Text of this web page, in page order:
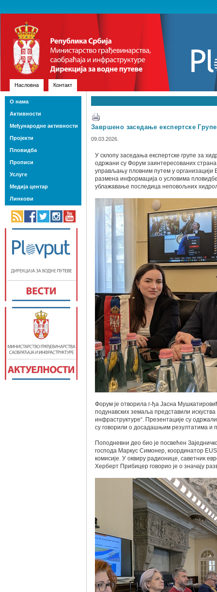
Насловна Контакт
Завршено заседање експертске
09.03.2026.
У склопу заседања експертске групе за
одржани су Форум заинтересованих страна
управљању пловним путем у организацији
размена информација о условима
ублажавање последица неповољних
Форум је отворила г-ђа Јасна
подунавских земаља представили
инфраструктуре“. Презентације су
су говорили о досадашњим резултатима и
Поподневни део био је посвећен
господа Маркус Симонер, координатор
комисије. У оквиру радионице, саветник
Херберт Прибицер говорио је о значају
О нама
Активности
Међународне активности
Пројекти
Пловидба
Прописи
Услуге
Медија центар
Линкови